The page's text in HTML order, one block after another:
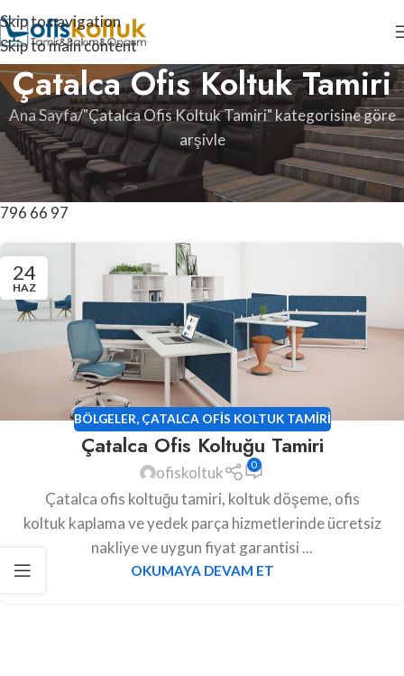
Skip to navigation
Skip to main content
Çatalca Ofis Koltuk Tamiri
Ana Sayfa "Çatalca Ofis Koltuk Tamiri" kategorisine göre
arşivle
Çatalca ofis koltuk tamiri ile ilgili tüm taleplerinizi
profesyonel tecrübelerimize dayanarak karşılıyoruz. 0507
796 66 97
24
HAZ
BÖLGELER, ÇATALCA OFIS KOLTUK TAMIRI
Çatalca Ofis Koltuğu Tamiri
ofiskoltuk 0
Çatalca ofis koltuğu tamiri, koltuk döşeme, ofis
koltuk kaplama ve yedek parça hizmetlerinde ücretsiz
nakliye ve uygun fiyat garantisi ...
OKUMAYA DEVAM ET